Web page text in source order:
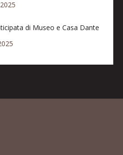
di Museo e Casa Dante